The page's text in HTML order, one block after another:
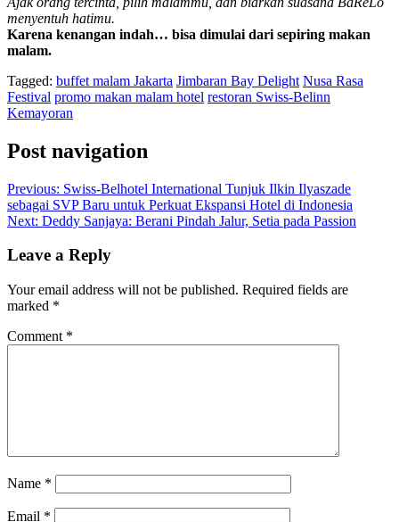
menyentuh hatimu.
Karena kenangan indah… bisa dimulai dari sepiring makan
malam.
Tagged: buffet malam Jakarta Jimbaran Bay Delight Nusa Rasa
Festival promo makan malam hotel restoran Swiss-Belinn
Kemayoran
Post navigation
Previous: Swiss-Belhotel International Tunjuk Ilkin Ilyaszade
sebagai SVP Baru untuk Perkuat Ekspansi Hotel di Indonesia
Next: Deddy Sanjaya: Berani Pindah Jalur, Setia pada Passion
Leave a Reply
Your email address will not be published. Required fields are
marked *
Comment *
Name *
Email *